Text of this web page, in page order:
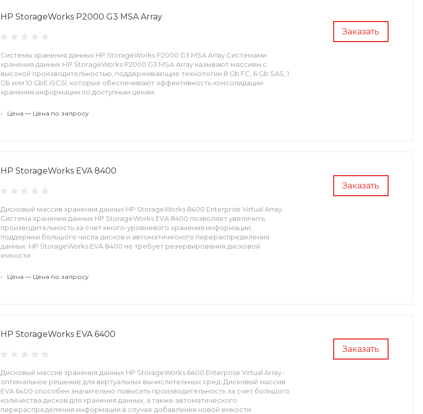
Заказать
HP StorageWorks P2000 G3 MSA Array
Системы хранения данных HP StorageWorks P2000 G3 MSA Array.Системами
хранения данных НР StorаgeWorks Р2000 G3 MSА Array называют массивы с
высокой производительностью, поддерживающие технологии 8 Gb FС, 6 Gb SAS, 1
Gb или 10 GbЕ iSСSI, которые обеспечивают эффективность консолидации
хранения информации по доступным ценам.
• Цена — Цена по запросу
Заказать
HP StorageWorks EVA 8400
Дисковый массив хранения данных HP StorageWorks 8400 Enterprise Virtual Array.
Система хранения данных HP StorageWorks EVA 8400 позволяет увеличить
производительность за счет много-уровневого хранения информации,
поддержки большого числа дисков и автоматического перераспределения
данных. HP StorageWorks EVA 8400 не требует резервирования дисковой
емкости.
• Цена — Цена по запросу
Заказать
HP StorageWorks EVA 6400
Дисковый массив хранения данных HP StorageWorks 6400 Enterprise Virtual Array -
оптимальное решение для виртуальных вычислительных сред. Дисковый массив
EVA 6400 способен значительно повысить производительность за счет большого
количества дисков для хранения данных, а также автоматического
перераспределения информации в случае добавления новой емкости.